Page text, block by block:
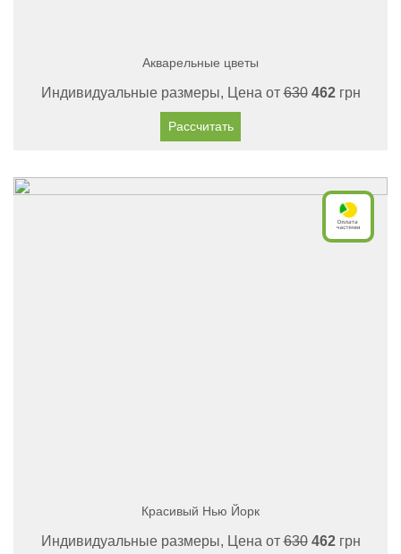
Акварельные цветы
Индивидуальные размеры, Цена от630 462грн
Рассчитать
Красивый Нью Йорк
Индивидуальные размеры, Цена от630 462грн